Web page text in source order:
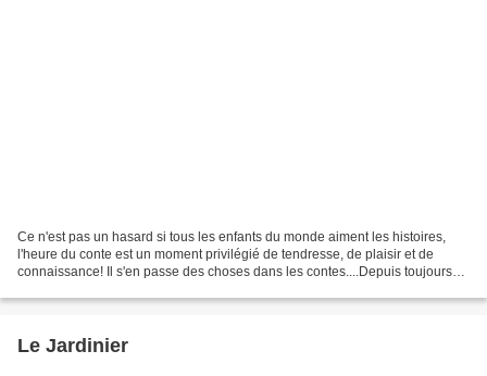
Ce n'est pas un hasard si tous les enfants du monde aiment les histoires,
l'heure du conte est un moment privilégié de tendresse, de plaisir et de
connaissance! Il s'en passe des choses dans les contes....Depuis toujours
Le Jardinier